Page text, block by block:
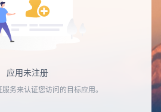
应用未注册
务来认证您访问的目标应用。